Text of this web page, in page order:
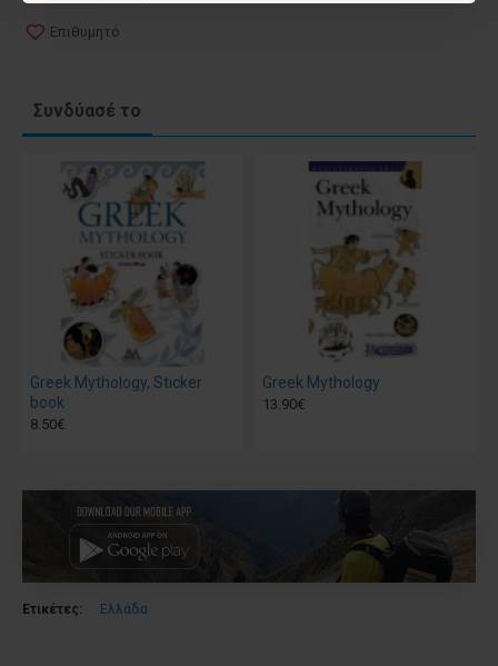
Επιθυμητό
Συνδύασέ το
Greek Mythology, Sticker
book
8.50€
Greek Mythology
13.90€
Ετικέτες: Ελλάδα